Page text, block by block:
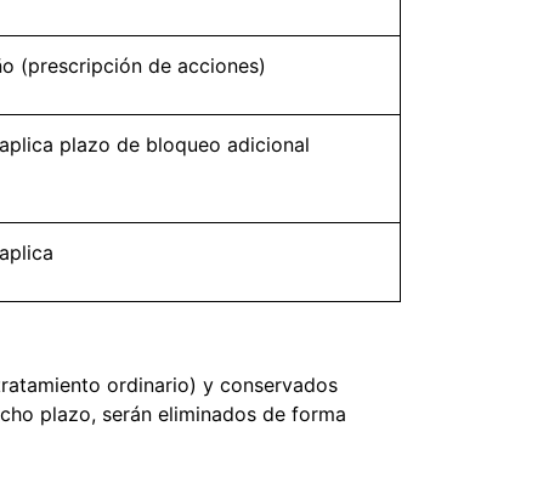
(prescripción de acciones)
plazo de bloqueo adicional
ordinario) y conservados
plazo, serán eliminados de forma